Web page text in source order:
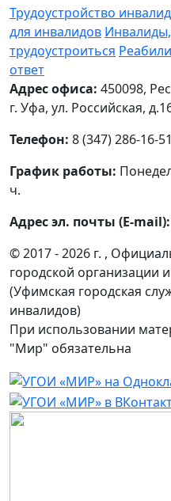
Трудоустройство
для инвалидов
трудоустроиться
ответ
Адрес офиса: 450098,
г. Уфа, ул. Российская,
Телефон: 8 (347) 286-16-51
График работы:
ч.
Адрес эл. почты (E-mail):
© 2017 - 2026 г. ,
городской организации
(Уфимская городская
инвалидов)
При использовании
"Мир" обязательна